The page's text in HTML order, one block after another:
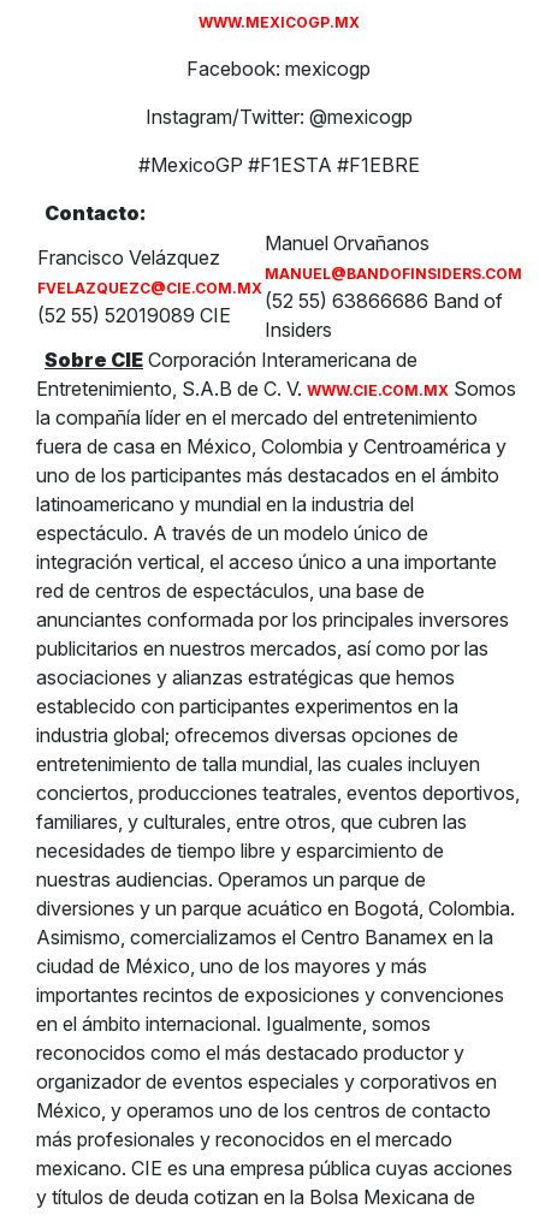
WWW.MEXICOGP.MX
Facebook: mexicogp
Instagram/Twitter: @mexicogp
#MexicoGP #F1ESTA #F1EBRE
Contacto:
Francisco Velázquez
FVELAZQUEZC@CIE.COM.MX
(52 55) 52019089 CIE
Manuel Orvañanos
MANUEL@BANDOFINSIDERS.COM
(52 55) 63866686 Band of
Insiders
Sobre CIE Corporación Interamericana de
Entretenimiento, S.A.B de C. V. WWW.CIE.COM.MX Somos
la compañía líder en el mercado del entretenimiento
fuera de casa en México, Colombia y Centroamérica y
uno de los participantes más destacados en el ámbito
latinoamericano y mundial en la industria del
espectáculo. A través de un modelo único de
integración vertical, el acceso único a una importante
red de centros de espectáculos, una base de
anunciantes conformada por los principales inversores
publicitarios en nuestros mercados, así como por las
asociaciones y alianzas estratégicas que hemos
establecido con participantes experimentos en la
industria global; ofrecemos diversas opciones de
entretenimiento de talla mundial, las cuales incluyen
conciertos, producciones teatrales, eventos deportivos,
familiares, y culturales, entre otros, que cubren las
necesidades de tiempo libre y esparcimiento de
nuestras audiencias. Operamos un parque de
diversiones y un parque acuático en Bogotá, Colombia.
Asimismo, comercializamos el Centro Banamex en la
ciudad de México, uno de los mayores y más
importantes recintos de exposiciones y convenciones
en el ámbito internacional. Igualmente, somos
reconocidos como el más destacado productor y
organizador de eventos especiales y corporativos en
México, y operamos uno de los centros de contacto
más profesionales y reconocidos en el mercado
mexicano. CIE es una empresa pública cuyas acciones
y títulos de deuda cotizan en la Bolsa Mexicana de